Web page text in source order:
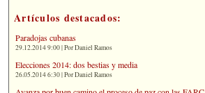
Artículos destacados:
Paradojas cubanas
29.12.2014 9:00 | Por Daniel Ramos
Elecciones 2014: dos bestias y media
26.05.2014 6:30 | Por Daniel Ramos